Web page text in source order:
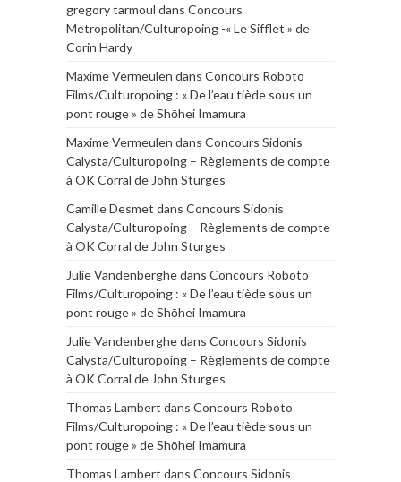
gregory tarmoul dans Concours
Metropolitan/Culturopoing -« Le Sifflet » de
Corin Hardy
Maxime Vermeulen dans Concours Roboto
Films/Culturopoing : « De l’eau tiède sous un
pont rouge » de Shōhei Imamura
Maxime Vermeulen dans Concours Sidonis
Calysta/Culturopoing – Règlements de compte
à OK Corral de John Sturges
Camille Desmet dans Concours Sidonis
Calysta/Culturopoing – Règlements de compte
à OK Corral de John Sturges
Julie Vandenberghedans Concours Roboto
Films/Culturopoing : « De l’eau tiède sous un
pont rouge » de Shōhei Imamura
Julie Vandenberghedans Concours Sidonis
Calysta/Culturopoing – Règlements de compte
à OK Corral de John Sturges
Thomas Lambert dans Concours Roboto
Films/Culturopoing : « De l’eau tiède sous un
pont rouge » de Shōhei Imamura
Thomas Lambert dans Concours Sidonis